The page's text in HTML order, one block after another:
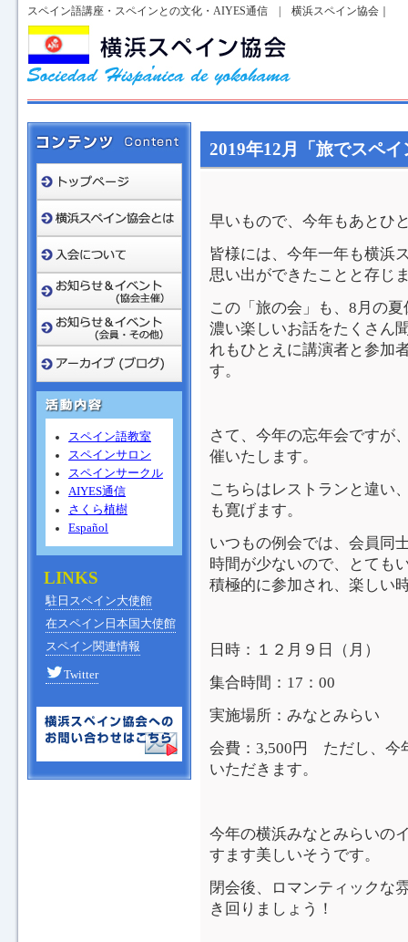
スペイン語講座・スペインとの文化・AIYES通信 | 横浜スペイン協会｜
スペイン語教室
スペインサロン
スペインサークル
AIYES通信
さくら植樹
Español
LINKS
駐日スペイン大使館
在スペイン日本国大使館
スペイン関連情報
Twitter
2019年12月「旅でスペ
早いもので、今年もあとひ
皆様には、今年一年も横浜
思い出ができたことと存じ
この「旅の会」も、8月の
濃い楽しいお話をたくさん
れもひとえに講演者と参加
す。
さて、今年の忘年会ですが
催いたします。
こちらはレストランと違い
も寛げます。
いつもの例会では、会員同
時間が少ないので、とても
積極的に参加され、楽しい
日時：１２月９日（月）
集合時間：17：00
実施場所：みなとみらい
会費：3,500円 ただし、今
いただきます。
今年の横浜みなとみらいの
すます美しいそうです。
閉会後、ロマンティックな
き回りましょう！